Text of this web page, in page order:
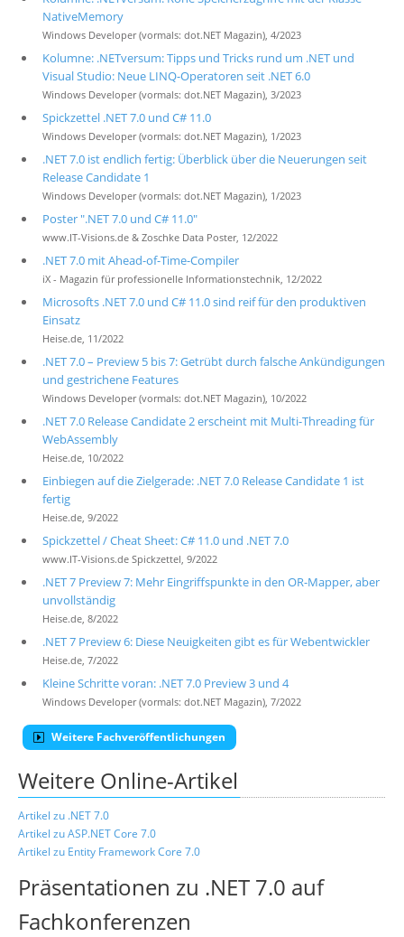
NativeMemory
Windows Developer (vormals: dot.NET Magazin), 4/2023
Kolumne: .NETversum: Tipps und Tricks rund um .NET und
Visual Studio: Neue LINQ-Operatoren seit .NET 6.0
Windows Developer (vormals: dot.NET Magazin), 3/2023
Spickzettel .NET 7.0 und C# 11.0
Windows Developer (vormals: dot.NET Magazin), 1/2023
.NET 7.0 ist endlich fertig: Überblick über die Neuerungen seit
Release Candidate 1
Windows Developer (vormals: dot.NET Magazin), 1/2023
Poster ".NET 7.0 und C# 11.0"
www.IT-Visions.de & Zoschke Data Poster, 12/2022
.NET 7.0 mit Ahead-of-Time-Compiler
iX - Magazin für professionelle Informationstechnik, 12/2022
Microsofts .NET 7.0 und C# 11.0 sind reif für den produktiven
Einsatz
Heise.de, 11/2022
.NET 7.0 – Preview 5 bis 7: Getrübt durch falsche Ankündigungen
und gestrichene Features
Windows Developer (vormals: dot.NET Magazin), 10/2022
.NET 7.0 Release Candidate 2 erscheint mit Multi-Threading für
WebAssembly
Heise.de, 10/2022
Einbiegen auf die Zielgerade: .NET 7.0 Release Candidate 1 ist
fertig
Heise.de, 9/2022
Spickzettel / Cheat Sheet: C# 11.0 und .NET 7.0
www.IT-Visions.de Spickzettel, 9/2022
.NET 7 Preview 7: Mehr Eingriffspunkte in den OR-Mapper, aber
unvollständig
Heise.de, 8/2022
.NET 7 Preview 6: Diese Neuigkeiten gibt es für Webentwickler
Heise.de, 7/2022
Kleine Schritte voran: .NET 7.0 Preview 3 und 4
Windows Developer (vormals: dot.NET Magazin), 7/2022
Weitere Fachveröffentlichungen
Weitere Online-Artikel
Artikel zu .NET 7.0
Artikel zu ASP.NET Core 7.0
Artikel zu Entity Framework Core 7.0
Präsentationen zu .NET 7.0 auf
Fachkonferenzen